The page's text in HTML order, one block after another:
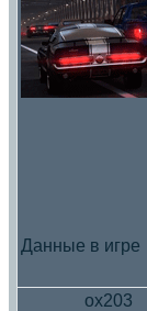
Данные в игре
ox203